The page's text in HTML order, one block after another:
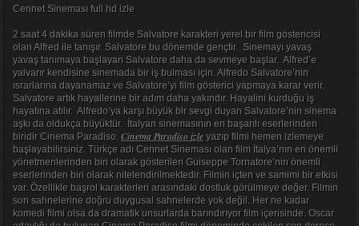
Cennet Sineması full hd izle
2 saat 4 dakika süren filmde Salvatore karakteri yerel bir film göstericisi
olan Alfred ile tanışır. Salvatore bu dönemde gençtir. Sinemayı yavaş
yavaş tanımaya başlayan Salvatore daha da sevmeye başlar. Alfred’e
yalvarır kendisine sinemada bir iş bulması için. Alfredo Salvatore’nin
ısrarlarına dayanamaz ve Salvatore’yi film gösterici yapmaya karar verir.
Salvatore artık hayallerine bir adım daha yakındır. Hayalini kurduğu iş
hayatına atılır. Alfredo’ya karşı büyük bir sevgi duyan Salvatore’nin sinema
aşkı da oldukça büyüktür. İtalyan sinemasının en başarılı eserlerinden
biridir Cinema Paradiso. Cinema Paradiso izleyazıp filmi hemen izlemeye
başlayabilirsiniz. Türkçe adı Cennet Sineması olan film İtalya’nın en önemli
yönetmenlerinden biri olarak gösterilen Guiseppe Tornatore’nin önemli
eserlerinden biri olarak nitelendirilmektedir. Filmin içten ve samimi bir etkisi
var. Özellikle başrol karakterleri arasındaki dostluk görülmeye değer. Filmin
son sahnelerine doğru duygusal sahnelerde yok değil. Her ne kadar
komedi filmi olsa da dramatik unsurlarda barındırıyor film içerisinde. Oscar